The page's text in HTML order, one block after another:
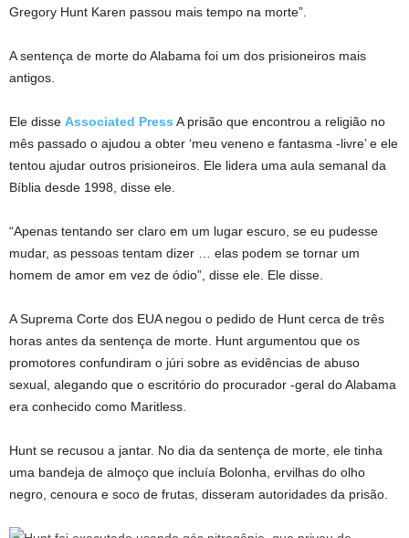
Gregory Hunt Karen passou mais tempo na morte”.
A sentença de morte do Alabama foi um dos prisioneiros mais
antigos.
Ele disse Associated Press A prisão que encontrou a religião no
mês passado o ajudou a obter ‘meu veneno e fantasma -livre’ e ele
tentou ajudar outros prisioneiros. Ele lidera uma aula semanal da
Bíblia desde 1998, disse ele.
“Apenas tentando ser claro em um lugar escuro, se eu pudesse
mudar, as pessoas tentam dizer … elas podem se tornar um
homem de amor em vez de ódio”, disse ele. Ele disse.
A Suprema Corte dos EUA negou o pedido de Hunt cerca de três
horas antes da sentença de morte. Hunt argumentou que os
promotores confundiram o júri sobre as evidências de abuso
sexual, alegando que o escritório do procurador -geral do Alabama
era conhecido como Maritless.
Hunt se recusou a jantar. No dia da sentença de morte, ele tinha
uma bandeja de almoço que incluía Bolonha, ervilhas do olho
negro, cenoura e soco de frutas, disseram autoridades da prisão.